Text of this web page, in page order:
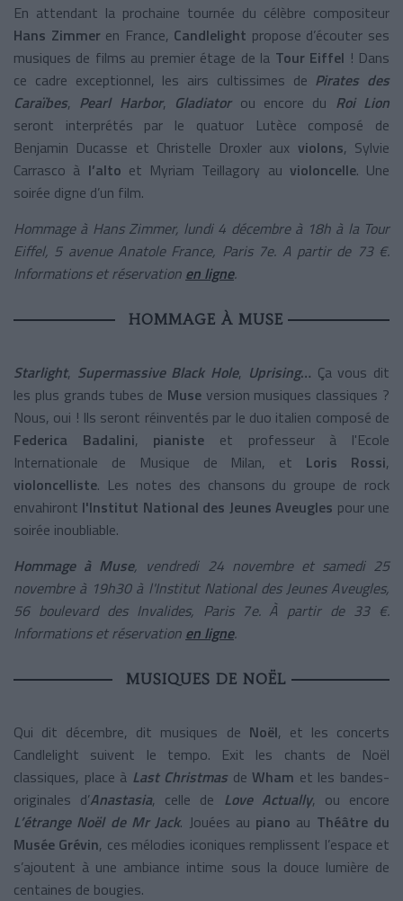
En attendant la prochaine tournée du célèbre compositeur
Hans Zimmer en France, Candlelight propose d’écouter ses
musiques de films au premier étage de la Tour Eiffel ! Dans
ce cadre exceptionnel, les airs cultissimes de Pirates des
Caraïbes, Pearl Harbor, Gladiator ou encore du Roi Lion
seront interprétés par le quatuor Lutèce composé de
Benjamin Ducasse et Christelle Droxler aux violons, Sylvie
Carrasco à l’alto et Myriam Teillagory au violoncelle. Une
soirée digne d’un film.
Hommage à Hans Zimmer, lundi 4 décembre à 18h à la Tour
Eiffel, 5 avenue Anatole France, Paris 7e. A partir de 73 €.
Informations et réservation en ligne.
HOMMAGE À MUSE
Starlight, Supermassive Black Hole, Uprising… Ça vous dit
les plus grands tubes de Muse version musiques classiques ?
Nous, oui ! Ils seront réinventés par le duo italien composé de
Federica Badalini, pianiste et professeur à l'Ecole
Internationale de Musique de Milan, et Loris Rossi,
violoncelliste. Les notes des chansons du groupe de rock
envahiront l'Institut National des Jeunes Aveugles pour une
soirée inoubliable.
Hommage à Muse, vendredi 24 novembre et samedi 25
novembre à 19h30 à l'Institut National des Jeunes Aveugles,
56 boulevard des Invalides, Paris 7e. À partir de 33 €.
Informations et réservation en ligne.
MUSIQUES DE NOËL
Qui dit décembre, dit musiques de Noël, et les concerts
Candlelight suivent le tempo. Exit les chants de Noël
classiques, place à Last Christmas deWham et les bandes-
originales d’Anastasia, celle de Love Actually, ou encore
L’étrange Noël de Mr Jack. Jouées au piano au Théâtre du
Musée Grévin, ces mélodies iconiques remplissent l’espace et
s’ajoutent à une ambiance intime sous la douce lumière de
centaines de bougies.